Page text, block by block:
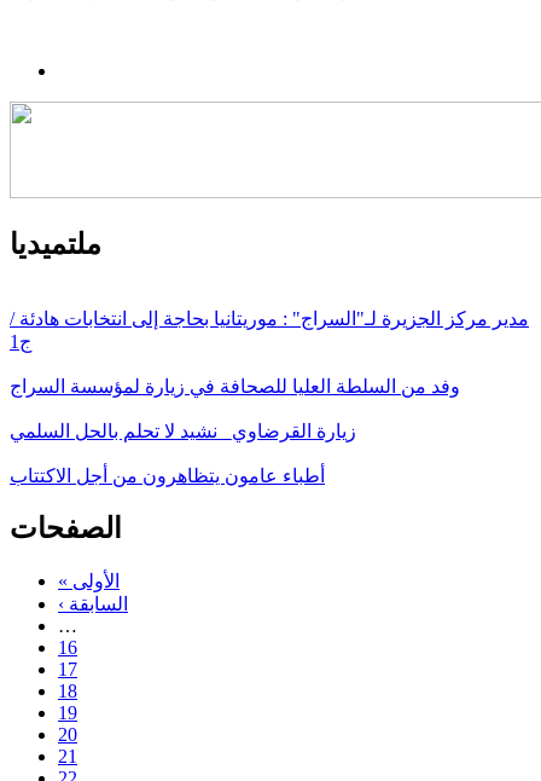
ملتميديا
مدير مركز الجزيرة لـ"السراج" : موريتانيا بحاجة إلى انتخابات هادئة /
ج1
وفد من السلطة العليا للصحافة في زيارة لمؤسسة السراج
زيارة القرضاوي_ نشيد لا تحلم بالحل السلمي
أطباء عامون يتظاهرون من أجل الاكتتاب
الصفحات
« الأولى
‹ السابقة
…
16
17
18
19
20
21